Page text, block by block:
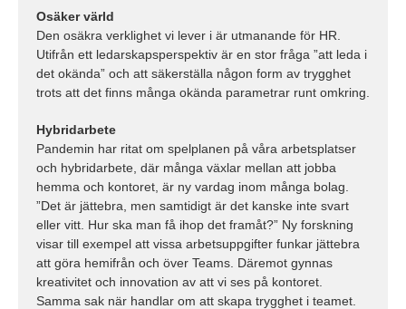
Osäker värld
Den osäkra verklighet vi lever i är utmanande för HR.
Utifrån ett ledarskapsperspektiv är en stor fråga ”att leda i
det okända” och att säkerställa någon form av trygghet
trots att det finns många okända parametrar runt omkring.
Hybridarbete
Pandemin har ritat om spelplanen på våra arbetsplatser
och hybridarbete, där många växlar mellan att jobba
hemma och kontoret, är ny vardag inom många bolag.
”Det är jättebra, men samtidigt är det kanske inte svart
eller vitt. Hur ska man få ihop det framåt?” Ny forskning
visar till exempel att vissa arbetsuppgifter funkar jättebra
att göra hemifrån och över Teams. Däremot gynnas
kreativitet och innovation av att vi ses på kontoret.
Samma sak när handlar om att skapa trygghet i teamet.